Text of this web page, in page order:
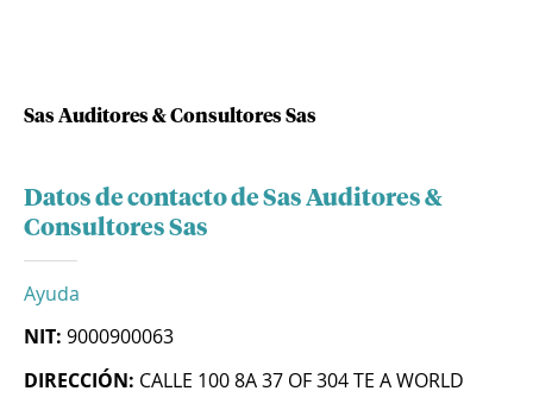
Sas Auditores & Consultores Sas
Datos de contacto de Sas Auditores &
Consultores Sas
Ayuda
NIT: 9000900063
DIRECCIÓN: CALLE 100 8A 37 OF 304 TE A WORLD